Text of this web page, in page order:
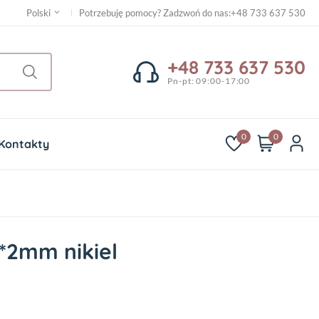
Polski Potrzebuję pomocy? Zadzwoń do nas:+48 733 637 530
+48 733 637 530
Pn-pt: 09:00-17:00
0 0
nikiel